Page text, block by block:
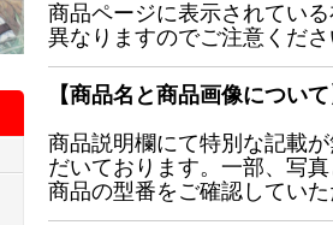
商品ページに表示されてい
異なりますのでご注意くださ
【商品名と商品画像について
商品説明欄にて特別な記載
だいております。一部、写
商品の型番をご確認してい